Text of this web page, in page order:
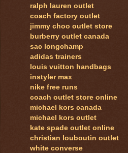
ralph lauren outlet
coach factory outlet
jimmy choo outlet store
burberry outlet canada
sac longchamp
adidas trainers
louis vuitton handbags
instyler max
nike free runs
coach outlet store online
michael kors canada
michael kors outlet
kate spade outlet online
christian louboutin outlet
white converse